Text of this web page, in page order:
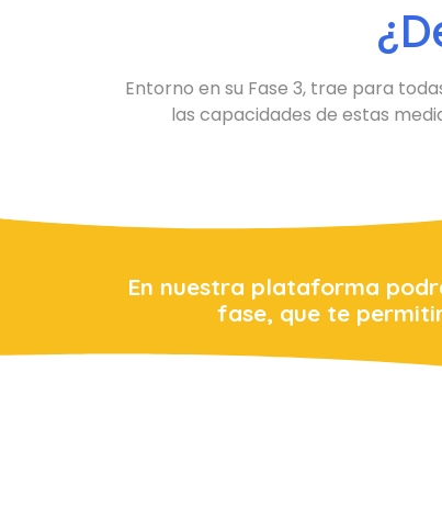
Entorno en su Fase 3, trae para
las capacidades de estas
En nuestra plataforma
fase, que te